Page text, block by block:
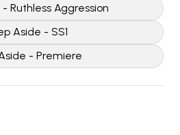
Ruthless Aggression
Aside - SS1
- Premiere